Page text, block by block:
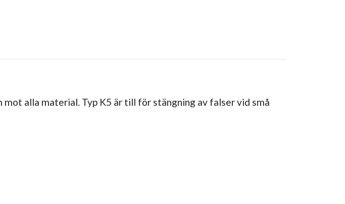
alla material. Typ K5 är till för stängning av falser vid små